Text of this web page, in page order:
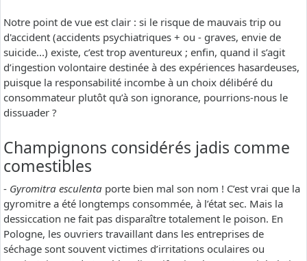
Notre point de vue est clair : si le risque de mauvais trip ou
d'accident (accidents psychiatriques + ou - graves, envie de
suicide...) existe, c’est trop aventureux ; enfin, quand il s’agit
d’ingestion volontaire destinée à des expériences hasardeuses,
puisque la responsabilité incombe à un choix délibéré du
consommateur plutôt qu’à son ignorance, pourrions-nous le
dissuader ?
Champignons considérés jadis comme
comestibles
- Gyromitra esculenta porte bien mal son nom ! C’est vrai que la
gyromitre a été longtemps consommée, à l’état sec. Mais la
dessiccation ne fait pas disparaître totalement le poison. En
Pologne, les ouvriers travaillant dans les entreprises de
séchage sont souvent victimes d’irritations oculaires ou